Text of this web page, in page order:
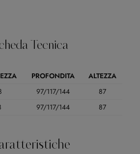
Tecnica
PROFONDITA
ALTEZZA
97/117/144
87
97/117/144 87